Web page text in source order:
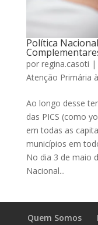
Política
por regina.casoti |
Atenção Primária
Ao longo desse
das PICS (como
em todas as
municípios em
No dia 3 de maio
Nacional...
Quem Somos